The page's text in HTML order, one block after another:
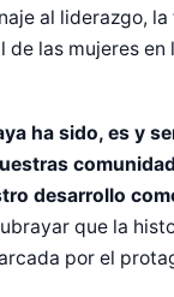
al liderazgo,
de las mujeres
ha sido, es y
desarrollo
que la
por el